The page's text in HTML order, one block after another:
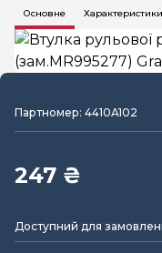
Основне Характеристики
Партномер: 4410A102
247 ₴
Доступний для